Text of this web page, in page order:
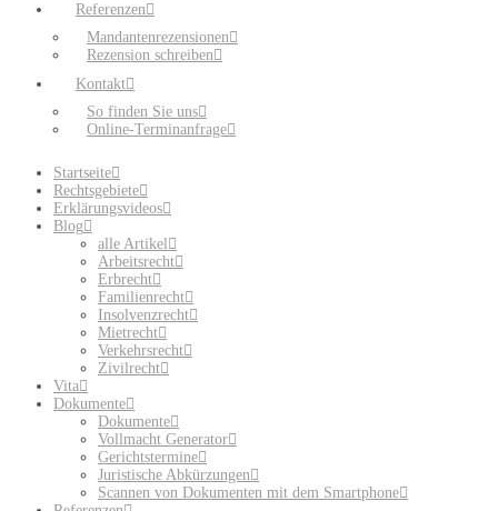
Referenzen
Mandantenrezensionen
Rezension schreiben
Kontakt
So finden Sie uns
Online-Terminanfrage
Startseite
Rechtsgebiete
Erklärungsvideos
Blog
alle Artikel
Arbeitsrecht
Erbrecht
Familienrecht
Insolvenzrecht
Mietrecht
Verkehrsrecht
Zivilrecht
Vita
Dokumente
Dokumente
Vollmacht Generator
Gerichtstermine
Juristische Abkürzungen
Scannen von Dokumenten mit dem Smartphone